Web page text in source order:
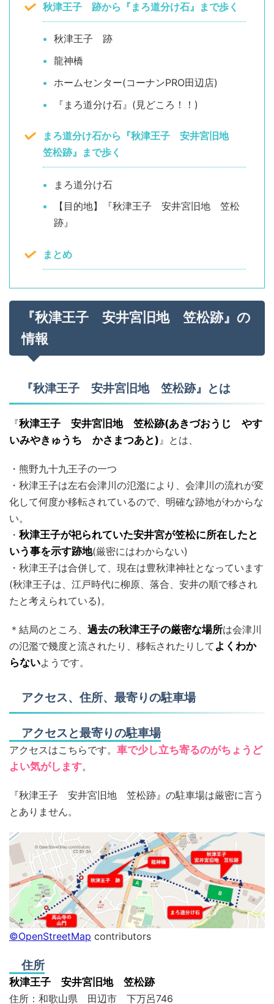
秋津王子 跡から『まろ道分け石』まで歩く
秋津王子 跡
龍神橋
ホームセンター(コーナンPRO田辺店)
『まろ道分け石』(見どころ！！)
まろ道分け石から『秋津王子 安井宮旧地
笠松跡』まで歩く
まろ道分け石
【目的地】『秋津王子 安井宮旧地 笠松
跡』
まとめ
『秋津王子 安井宮旧地 笠松跡』の
情報
『秋津王子 安井宮旧地 笠松跡』とは
『秋津王子 安井宮旧地 笠松跡(あきづおうじ やす
いみやきゅうち かさまつあと) 』とは、
・熊野九十九王子の一つ
・秋津王子は左右会津川の氾濫により、会津川の流れが変
化して何度か移転されているので、明確な跡地がわからな
い。
・ 秋津王子が祀られていた安井宮が笠松に所在したと
いう事を示す跡地(厳密にはわからない)
・秋津王子は合併して、現在は豊秋津神社となっています
(秋津王子は、江戸時代に柳原、落合、安井の順で移され
たと考えられている)。
＊結局のところ、 過去の秋津王子の厳密な場所は会津川
の氾濫で幾度と流されたり、移転されたりして よくわか
らないようです。
アクセス、住所、最寄りの駐車場
アクセスと最寄りの駐車場
アクセスはこちらです。 車で少し立ち寄るのがちょうど
よい気がします。
『秋津王子 安井宮旧地 笠松跡』の駐車場は厳密に言う
とありません。
©OpenStreetMap contributors
住所
秋津王子 安井宮旧地 笠松跡
住所：和歌山県 田辺市 下万呂746